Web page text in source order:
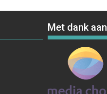
Met dank aan